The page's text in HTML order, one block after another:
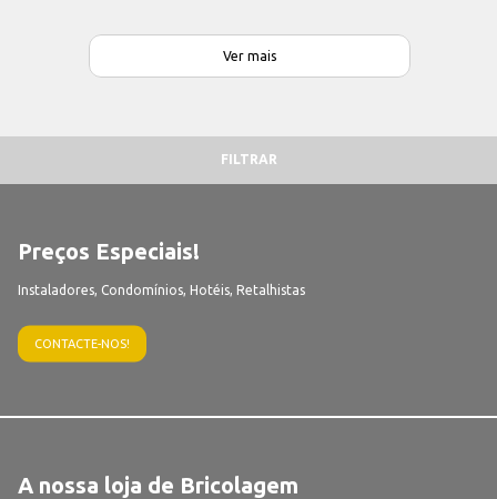
Ver mais
FILTRAR
Preços Especiais!
Instaladores, Condomínios, Hotéis, Retalhistas
CONTACTE-NOS!
A nossa loja de Bricolagem